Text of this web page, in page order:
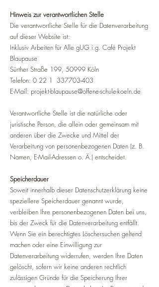
Hinweis zur verantwortlichen Stelle
Die verantwortliche Stelle für die Datenverarbeitung
auf dieser Website ist:
Inklusiv Arbeiten für Alle gUG i.g. Café Projekt
Blaupause
Sürther Straße 199, 50999 Köln
Telefon: 0 22 1 337703-403
E-Mail: projekt-blaupause@offene-schule-koeln.de
Verantwortliche Stelle ist die natürliche oder
juristische Person, die allein oder gemeinsam mit
anderen über die Zwecke und Mittel der
Verarbeitung von personenbezogenen Daten (z. B.
Namen, E-Mail-Adressen o. Ä.) entscheidet.
Speicherdauer
Soweit innerhalb dieser Datenschutzerklärung keine
speziellere Speicherdauer genannt wurde,
verbleiben Ihre personenbezogenen Daten bei uns,
bis der Zweck für die Datenverarbeitung entfällt.
Wenn Sie ein berechtigtes Löschersuchen geltend
machen oder eine Einwilligung zur
Datenverarbeitung widerrufen, werden Ihre Daten
gelöscht, sofern wir keine anderen rechtlich
zulässigen Gründe für die Speicherung Ihrer